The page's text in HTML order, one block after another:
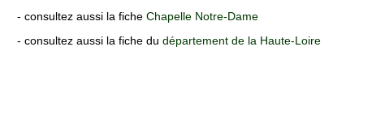
- consultez aussi la fiche Chapelle Notre-Dame
- consultez aussi la fiche du département de la Haute-Loire